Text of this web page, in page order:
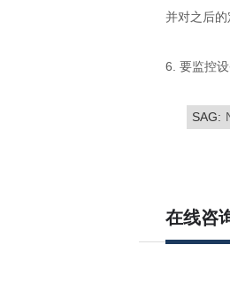
并对之后
6. 要监控
SAG:
在线咨